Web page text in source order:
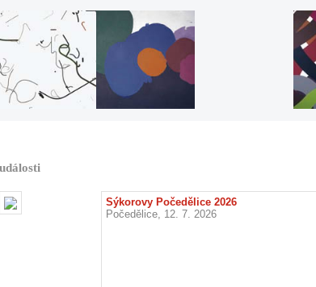
události
Sýkorovy Počedělice 2026
Počedělice, 12. 7. 2026